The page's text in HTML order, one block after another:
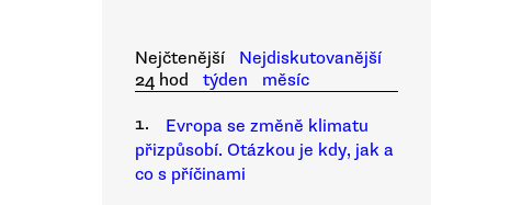
Nejčtenější
Nejdiskutovanější
24 hod
týden
měsíc
1.
Evropa se změně klimatu
přizpůsobí. Otázkou je kdy, jak a
co s příčinami